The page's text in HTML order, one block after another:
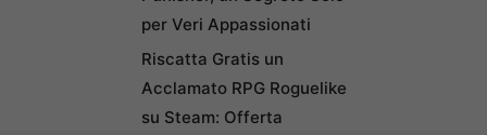
per Veri Appassionati
Riscatta Gratis un
Acclamato RPG Roguelike
su Steam: Offerta